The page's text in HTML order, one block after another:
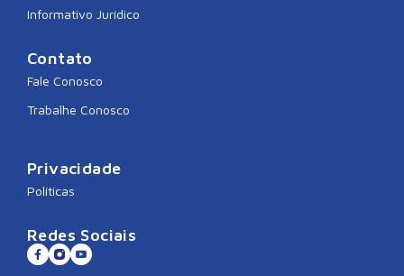
Informativo Jurídico
Contato
Fale Conosco
Trabalhe Conosco
Privacidade
Políticas
Redes Sociais